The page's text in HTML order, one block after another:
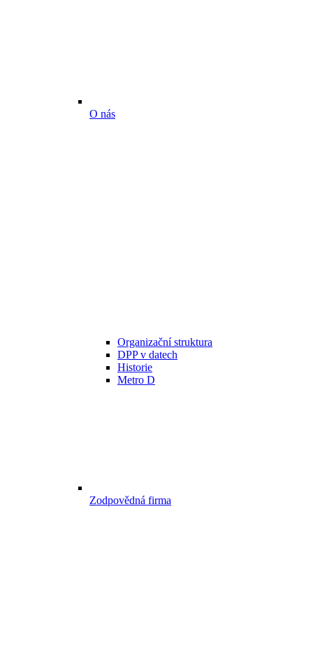
O nás
Organizační struktura
DPP v datech
Historie
Metro D
Zodpovědná firma